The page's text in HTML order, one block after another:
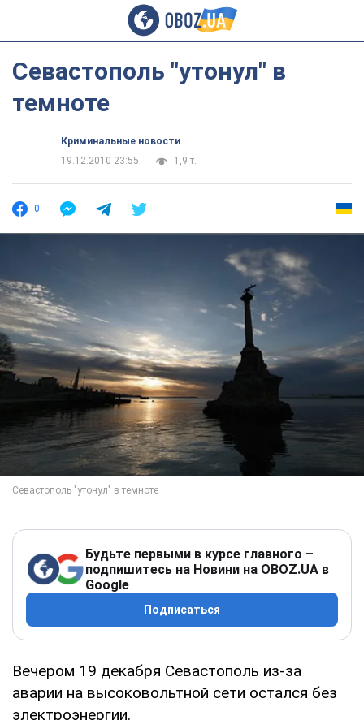
Севастополь "утонул" в
темноте
Криминальные новости
19.12.2010 23:55
1,9 т.
0
Будьте первыми в курсе главного –
подпишитесь на Новини на OBOZ.UA в
Google
Подписаться
Вечером 19 декабря Севастополь из-за
аварии на высоковольтной сети остался без
электроэнергии.